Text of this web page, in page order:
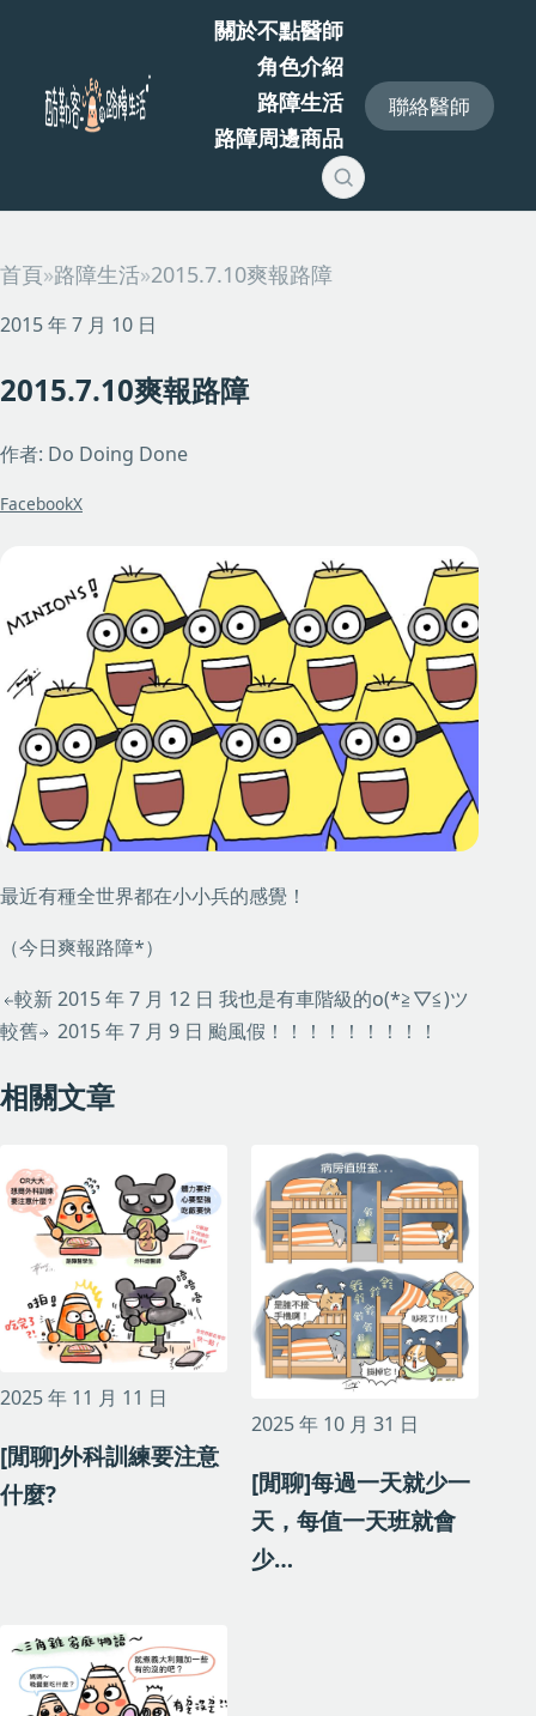
關於不點醫師
角色介紹
路障生活
路障周邊商品
聯絡醫師
首頁»路障生活»2015.7.10爽報路障
2015 年 7 月 10 日
2015.7.10爽報路障
作者: Do Doing Done
FacebookX
最近有種全世界都在小小兵的感覺！
（今日爽報路障*）
較新2015 年 7 月 12 日 我也是有車階級的o(*≧▽≦)ツ
較舊
2015 年 7 月 9 日 颱風假！！！！！！！！！
相關文章
2025 年 11 月 11 日
[閒聊]外科訓練要注意
什麼?
2025 年 10 月 31 日
[閒聊]每過一天就少一
天，每值一天班就會
少…